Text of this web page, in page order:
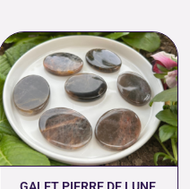
GALET PIERRE DE LUNE